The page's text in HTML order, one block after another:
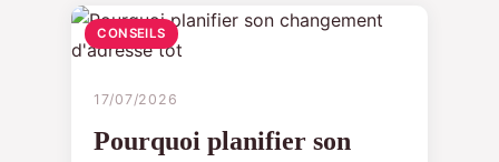
CONSEILS
17/07/2026
Pourquoi planifier son